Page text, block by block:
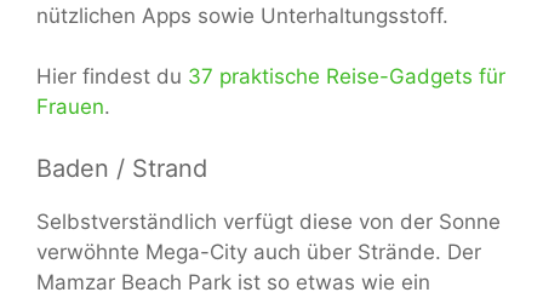
nützlichen Apps sowie Unterhaltungsstoff.
Hier findest du 37 praktische Reise-Gadgets für
Frauen.
Baden / Strand
Selbstverständlich verfügt diese von der Sonne
verwöhnte Mega-City auch über Strände. Der
Mamzar Beach Park ist so etwas wie ein